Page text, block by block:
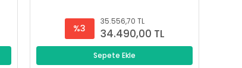
%3
35.556,70 TL
34.490,00 TL
Sepete Ekle